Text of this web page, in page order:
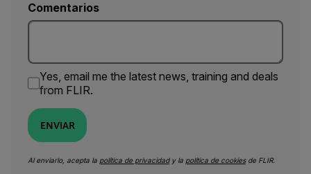
Comentarios
Yes, email me the latest news, training and deals
from FLIR.
ENVIAR
Al enviarlo, acepta la política de privacidady la política de cookiesde FLIR.